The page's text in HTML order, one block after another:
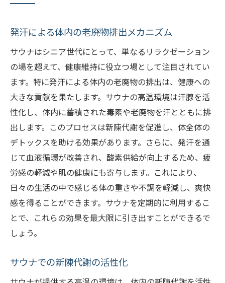
発汗による体内の老廃物排出メカニズム
サウナはシニア世代にとって、単なるリラクゼーション
の場を超えて、健康維持に役立つ場として注目されてい
ます。特に発汗による体内の老廃物の排出は、健康への
大きな貢献を果たします。サウナの高温環境は汗腺を活
性化し、体内に蓄積された毒素や老廃物を汗とともに排
出します。このプロセスは新陳代謝を促進し、体全体の
デトックスを助ける効果があります。さらに、発汗を通
じて血液循環が改善され、酸素供給が向上するため、疲
労感の軽減や肌の健康にも寄与します。これにより、
日々の生活の中で感じる体の重さや不調を軽減し、爽快
感を得ることができます。サウナを定期的に利用するこ
とで、これらの効果を最大限に引き出すことができるで
しょう。
サウナでの新陳代謝の活性化